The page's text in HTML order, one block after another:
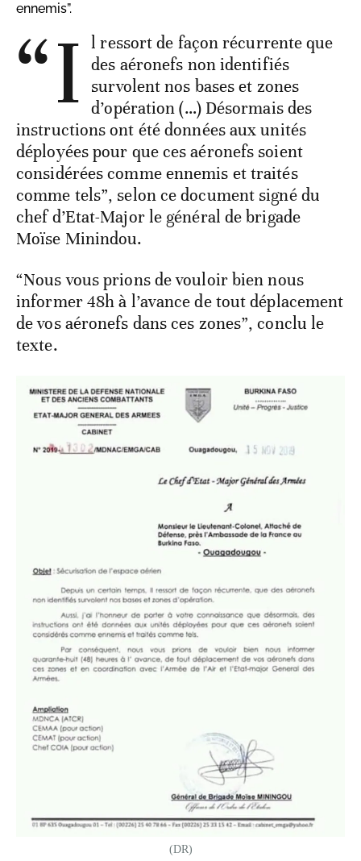
ennemis”.
“I l ressort de façon récurrente que
des aéronefs non identifiés
survolent nos bases et zones
d’opération (…) Désormais des
instructions ont été données aux unités
déployées pour que ces aéronefs soient
considérées comme ennemis et traités
comme tels”, selon ce document signé du
chef d’Etat-Major le général de brigade
Moïse Minindou.
“Nous vous prions de vouloir bien nous
informer 48h à l’avance de tout déplacement
de vos aéronefs dans ces zones”, conclu le
texte.
(DR)